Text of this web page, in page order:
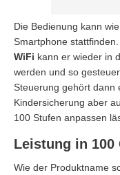
Die Bedienung kann
Smartphone
WiFi kann er wieder in
werden und so
Steuerung gehört dann
Kindersicherung aber
100 Stufen anpassen
Leistung in
Wie der Produktname